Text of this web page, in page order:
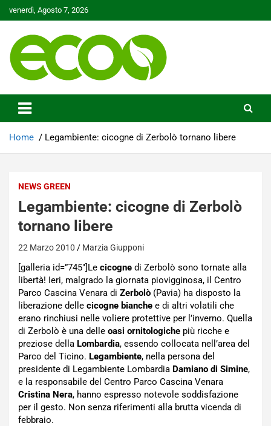
to
venerdì, Agosto 7, 2026
Ecoo.it
Home Legambiente: cicogne di Zerbolò tornano libere
NEWS GREEN
Legambiente: cicogne di Zerbolò
tornano libere
22 Marzo 2010 Marzia Giupponi
[galleria id=”745″]Le cicogne di Zerbolò sono tornate alla
libertà! Ieri, malgrado la giornata piovigginosa, il Centro
Parco Cascina Venara di Zerbolò (Pavia) ha disposto la
liberazione delle cicogne bianche e di altri volatili che
erano rinchiusi nelle voliere protettive per l’inverno. Quella
di Zerbolò è una delle oasi ornitologiche più ricche e
preziose della Lombardia, essendo collocata nell’area del
Parco del Ticino. Legambiente, nella persona del
presidente di Legambiente Lombardia Damiano di Simine,
e la responsabile del Centro Parco Cascina Venara
Cristina Nera, hanno espresso notevole soddisfazione
per il gesto. Non senza riferimenti alla brutta vicenda di
febbraio.